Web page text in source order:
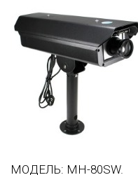
МОДЕЛЬ: MH-80SW.